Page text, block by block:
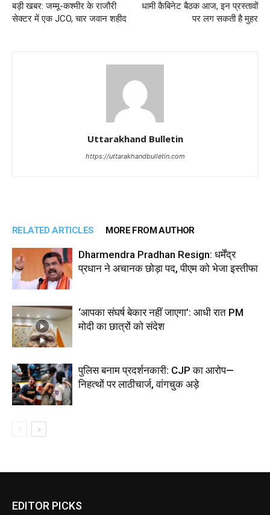
बड़ी खबर: जम्मू-कश्मीर के राजौरी
सेक्टर में एक JCO, चार जवान शहीद
धामी कैबिनेट बैठक आज, इन प्रस्तावों
पर लग सकती है मुहर
Uttarakhand Bulletin
https://uttarakhandbulletin.com
RELATED ARTICLES MORE FROM AUTHOR
Dharmendra Pradhan Resign: धर्मेंद्र
प्रधान ने अचानक छोड़ा पद, पीएम को भेजा इस्तीफा
‘आपका संघर्ष बेकार नहीं जाएगा’: आधी रात PM
मोदी का छात्रों को संदेश
पुलिस बनाम प्रदर्शनकारी: CJP का आरोप—
निहत्थों पर लाठीचार्ज, वांगचुक अड़े
EDITOR PICKS